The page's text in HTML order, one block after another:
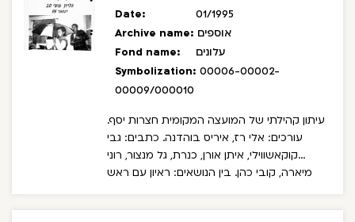
Date:
01/1995
Archive name: אוספים
Fond name:
עלונים
Symbolization: 00006-00002-
00009/000010
עיתון קהילתי של המועצה המקומית חצרות יסף.
עורכים: אלי רז, איריס בוהדנה. כתבים: גבי
קוקאשווילי, איתן אורן, כנרת, גל מנצור, רוני
מיארה, קובי כהן. בין הנושאים: ראיון עם ראש